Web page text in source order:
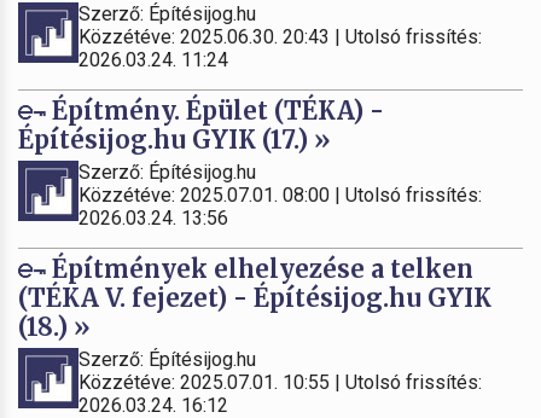
Szerző: Építésijog.hu
Közzétéve: 2025.06.30. 20:43 | Utolsó frissítés:
2026.03.24. 11:24
Építmény. Épület (TÉKA) -
Építésijog.hu GYIK (17.) »
Szerző: Építésijog.hu
Közzétéve: 2025.07.01. 08:00 | Utolsó frissítés:
2026.03.24. 13:56
Építmények elhelyezése a telken
(TÉKA V. fejezet) - Építésijog.hu GYIK
(18.) »
Szerző: Építésijog.hu
Közzétéve: 2025.07.01. 10:55 | Utolsó frissítés:
2026.03.24. 16:12